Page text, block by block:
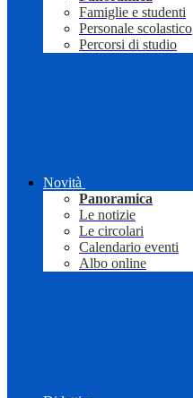
Famiglie e studenti
Personale scolastico
Percorsi di studio
Novità
Panoramica
Le notizie
Le circolari
Calendario eventi
Albo online